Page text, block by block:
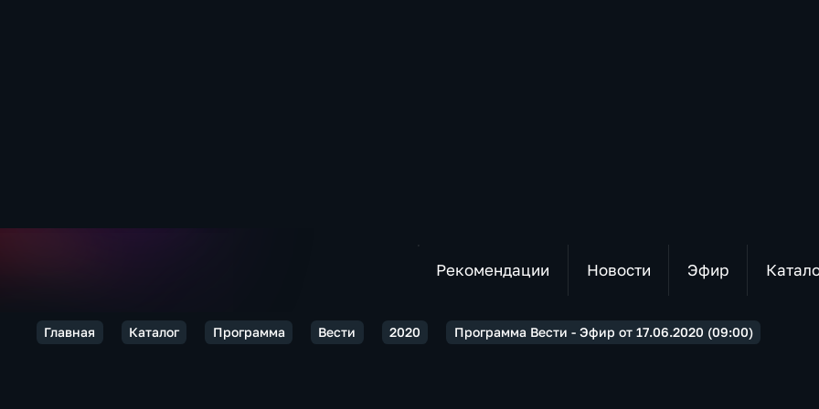
Рекомендации Новости Эфир
Главная Каталог Программа Вести 2020 Программа Вести - Эфир от 17.06.2020 (09:00)